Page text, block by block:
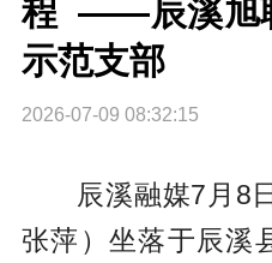
程  ——辰溪旭
示范支部
2026-07-09 08:32:15
辰溪融媒7月8
张萍）坐落于辰溪